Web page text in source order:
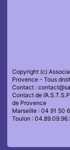
Copyright (c)
Provence - Tous
Contact :
Contact de
de Provence
Marseille : 04 91 50
Toulon :